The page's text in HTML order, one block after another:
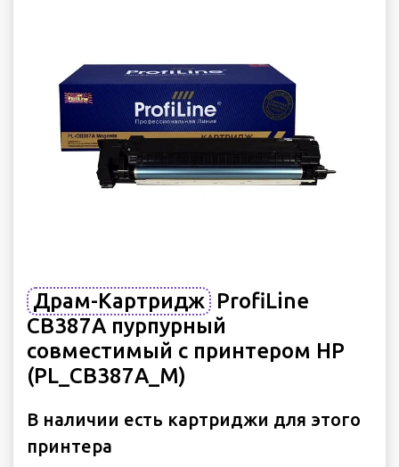
Драм-Картридж ProfiLine
CB387A пурпурный
совместимый с принтером HP
(PL_CB387A_M)
В наличии есть картриджи для этого
принтера